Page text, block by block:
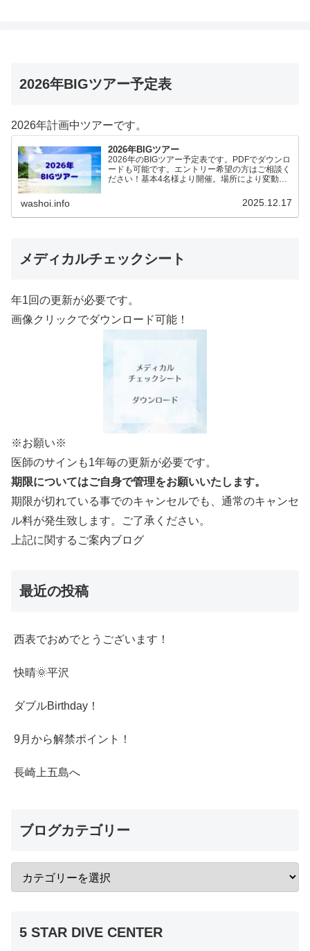
2026年BIGツアー予定表
2026年計画中ツアーです。
2026年BIGツアー
2026年のBIGツアー予定表です。PDFでダウンロ
ードも可能です。エントリー希望の方はご相談く
ださい！基本4名様より開催。場所により変動あ
（12.19更新）ダウンロードPDFでアップロード
washoi.info 2025.12.17
メディカルチェックシート
年1回の更新が必要です。
画像クリックでダウンロード可能！
※お願い※
医師のサインも1年毎の更新が必要です。
期限についてはご自身で管理をお願いいたします。
期限が切れている事でのキャンセルでも、通常のキャンセ
ル料が発生致します。ご了承ください。
上記に関するご案内ブログ
最近の投稿
西表でおめでとうございます！
快晴🌞平沢
ダブルBirthday！
9月から解禁ポイント！
長崎上五島へ
ブログカテゴリー
5 STAR DIVE CENTER